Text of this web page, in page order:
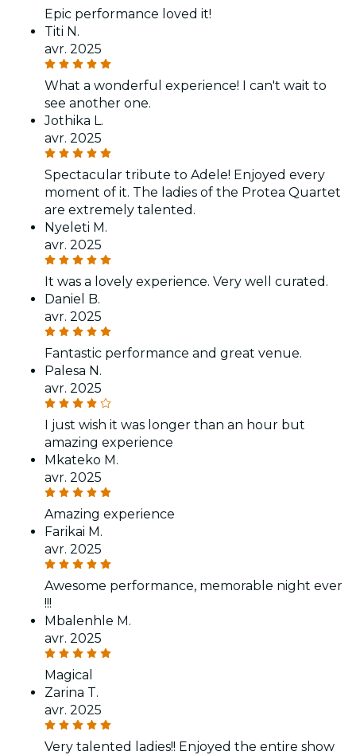
Epic performance loved it!
Titi N.
avr. 2025
What a wonderful experience! I can't wait to
see another one.
Jothika L.
avr. 2025
Spectacular tribute to Adele! Enjoyed every
moment of it. The ladies of the Protea Quartet
are extremely talented.
Nyeleti M.
avr. 2025
It was a lovely experience. Very well curated.
Daniel B.
avr. 2025
Fantastic performance and great venue.
Palesa N.
avr. 2025
I just wish it was longer than an hour but
amazing experience
Mkateko M.
avr. 2025
Amazing experience
Farikai M.
avr. 2025
Awesome performance, memorable night ever
!!!
Mbalenhle M.
avr. 2025
Magical
Zarina T.
avr. 2025
Very talented ladies!! Enjoyed the entire show